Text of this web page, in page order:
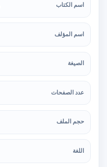
اسم الكتاب
اسم المؤلف
الصيغة
عدد الصفحات
حجم الملف
اللغة